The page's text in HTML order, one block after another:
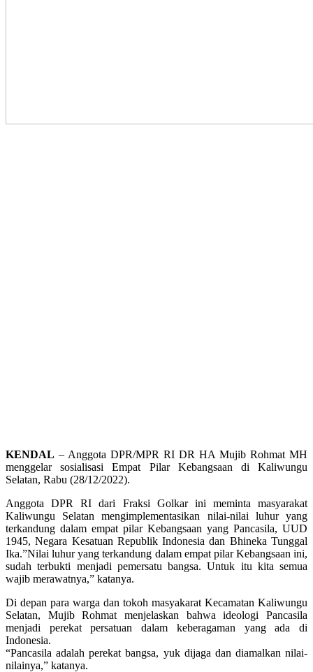
KENDAL – Anggota DPR/MPR RI DR HA Mujib Rohmat MH
menggelar sosialisasi Empat Pilar Kebangsaan di Kaliwungu
Selatan, Rabu (28/12/2022).
Anggota DPR RI dari Fraksi Golkar ini meminta masyarakat
Kaliwungu Selatan mengimplementasikan nilai-nilai luhur yang
terkandung dalam empat pilar Kebangsaan yang Pancasila, UUD
1945, Negara Kesatuan Republik Indonesia dan Bhineka Tunggal
Ika.”Nilai luhur yang terkandung dalam empat pilar Kebangsaan ini,
sudah terbukti menjadi pemersatu bangsa. Untuk itu kita semua
wajib merawatnya,” katanya.
Di depan para warga dan tokoh masyakarat Kecamatan Kaliwungu
Selatan, Mujib Rohmat menjelaskan bahwa ideologi Pancasila
menjadi perekat persatuan dalam keberagaman yang ada di
Indonesia.
“Pancasila adalah perekat bangsa, yuk dijaga dan diamalkan nilai-
nilainya,” katanya.